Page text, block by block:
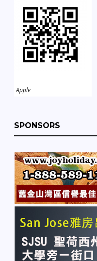
Apple
SPONSORS